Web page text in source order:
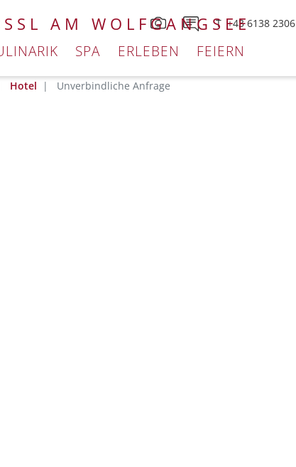
T +43 6138 2306
AM WOLFGANGSEE
SPA ERLEBEN FEIERN
Hotel Unverbindliche Anfrage